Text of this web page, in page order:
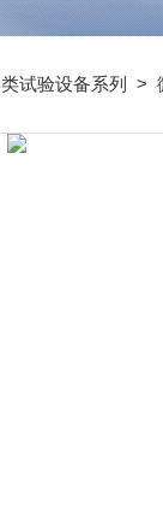
试验设备系列 >